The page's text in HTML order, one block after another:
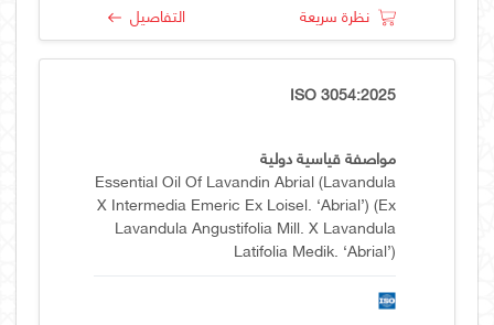
نظرة سريعة التفاصيل
ISO 3054:2025
مواصفة قياسية دولية
Essential Oil Of Lavandin Abrial (Lavandula
X Intermedia Emeric Ex Loisel. ‘abrial’) (ex
Lavandula Angustifolia Mill. X Lavandula
Latifolia Medik. ‘abrial’)